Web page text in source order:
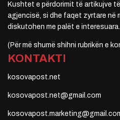
Kushtet e përdorimit të artikujve
agjencisë, si dhe faqet zyrtare në
diskutohen me palët e interesuara.
(Për më shumë shihni rubrikën e
KONTAKTI
kosovapost.net
kosovapost.net@gmail.com